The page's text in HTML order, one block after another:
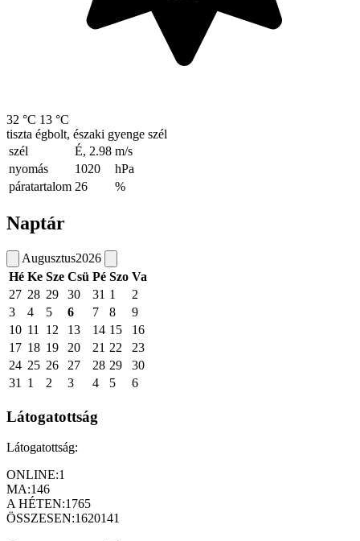
32 °C 13 °C
tiszta égbolt, északi gyenge szél
szél
É, 2.98 m/s
nyomás
1020
hPa
páratartalom 26 %
Naptár
Augusztus2026
Hé Ke Sze Csü Pé Szo Va
27 28 29 30 31 1
2
3
4 5 6 7 8
9
10 11 12 13 14 15
16
17 18 19 20 21 22
23
24 25 26 27 28 29
30
31
1 2 3 4 5 6
Látogatottság
Látogatottság:
ONLINE:1
MA:146
A HÉTEN:1765
ÖSSZESEN:1620141